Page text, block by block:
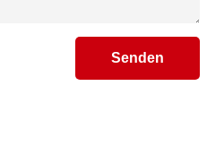
Senden